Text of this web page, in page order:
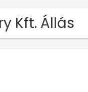
Kft. Állás